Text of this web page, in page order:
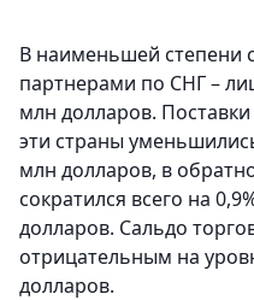
В наименьшей степени
партнерами по СНГ –
млн долларов. Поставки
эти страны
млн долларов, в
сократился всего на
долларов. Сальдо
отрицательным на
долларов.